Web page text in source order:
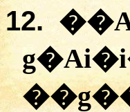
12.